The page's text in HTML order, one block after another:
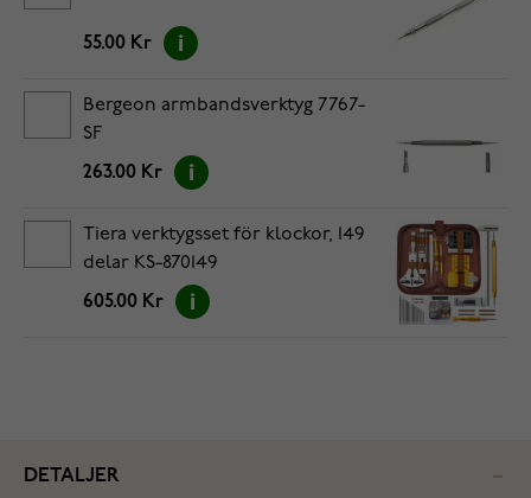
55.00 Kr
Bergeon armbandsverktyg 7767-
SF
263.00 Kr
Tiera verktygsset för klockor, 149
delar KS-870149
605.00 Kr
DETALJER